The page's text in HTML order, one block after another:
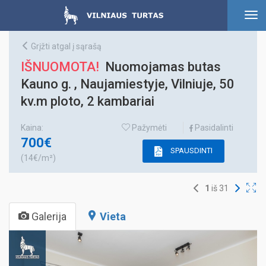
Grįžti atgal į sąrašą
IŠNUOMOTA! Nuomojamas butas
Kauno g. , Naujamiestyje, Vilniuje, 50
kv.m ploto, 2 kambariai
Kaina:
700€
(14€/m²)
Pažymėti Pasidalinti
SPAUSDINTI
Galerija Vieta
1 iš 31